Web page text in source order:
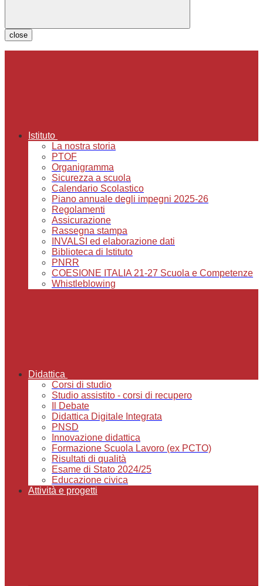
close
Istituto
La nostra storia
PTOF
Organigramma
Sicurezza a scuola
Calendario Scolastico
Piano annuale degli impegni 2025-26
Regolamenti
Assicurazione
Rassegna stampa
INVALSI ed elaborazione dati
Biblioteca di Istituto
PNRR
COESIONE ITALIA 21-27 Scuola e Competenze
Whistleblowing
Didattica
Corsi di studio
Studio assistito - corsi di recupero
Il Debate
Didattica Digitale Integrata
PNSD
Innovazione didattica
Formazione Scuola Lavoro (ex PCTO)
Risultati di qualità
Esame di Stato 2024/25
Educazione civica
Attività e progetti